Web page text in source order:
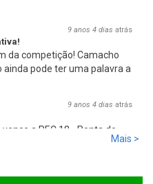
9 anos 4 dias atrás
da competição! Camacho
pode ter uma palavra a
9 anos 4 dias atrás
a PEC 18 - Ponta do
que Basso e mais 17,8s
9 anos 4 diasatrás
Mais >